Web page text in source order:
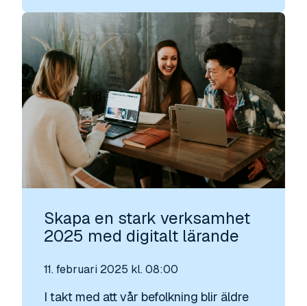
Skapa en stark verksamhet
2025 med digitalt lärande
11. februari 2025 kl. 08:00
I takt med att vår befolkning blir äldre